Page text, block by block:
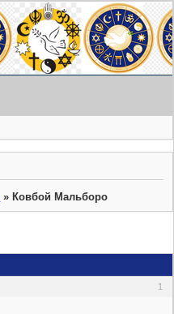
»Ковбой Мальборо
1